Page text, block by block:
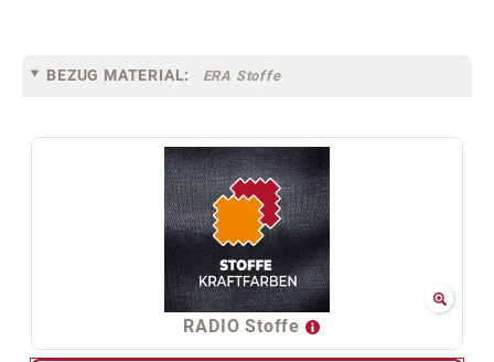
BEZUG MATERIAL: ERA Stoffe
RADIO Stoffe